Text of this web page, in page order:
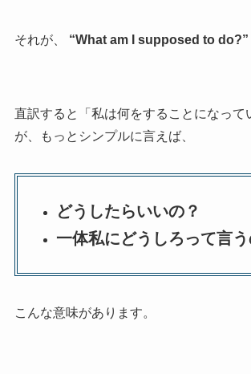
それが、 “What am I supposed to do?”
直訳すると「私は何をすることになって
が、もっとシンプルに言えば、
どうしたらいいの？
一体私にどうしろって言う
こんな意味があります。